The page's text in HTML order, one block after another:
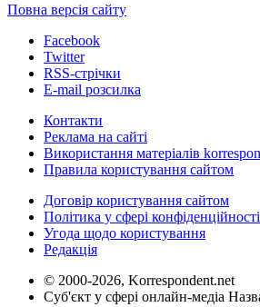
Повна версія сайту
Facebook
Twitter
RSS-стрічки
E-mail розсилка
Контакти
Реклама на сайті
Використання матеріалів
Правила користування сайтом
Договір користування сайтом
Політика у сфері
Угода щодо користування
Редакція
© 2000-2026, Korrespondent.net
Суб'єкт у сфері онлайн-медіа